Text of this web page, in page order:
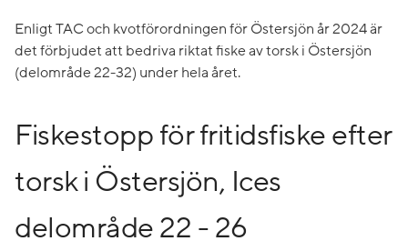
Enligt TAC och kvotförordningen för Östersjön år 2024 är
det förbjudet att bedriva riktat fiske av torsk i Östersjön
(delområde 22-32) under hela året.
Fiskestopp för fritidsfiske efter
torsk i Östersjön, Ices
delområde 22 - 26